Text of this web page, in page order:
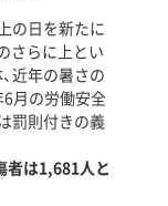
の日を新たに
さらに上とい
近年の暑さの
月の労働安全
罰則付きの義
者は1,681人と